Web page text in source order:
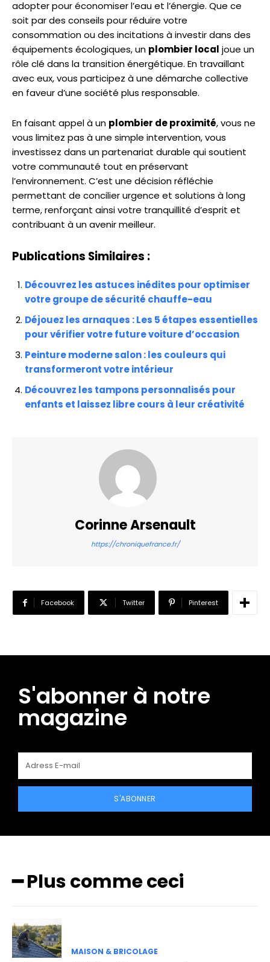
adopter pour économiser l’eau et l’énergie. Que ce
soit par des conseils pour réduire votre
consommation ou des incitations à investir dans des
équipements écologiques, un plombier local joue un
rôle clé dans la transition énergétique. En travaillant
avec eux, vous participez à une démarche collective
en faveur d’une société plus responsable.
En faisant appel à un plombier de proximité, vous ne
vous limitez pas à une simple intervention, vous
investissez dans un partenariat durable qui soutient
votre communauté tout en préservant
l’environnement. C’est une décision réfléchie
permettant de concilier urgence et solutions à long
terme, renforçant ainsi votre tranquillité d’esprit et
contribuant à un avenir meilleur.
Publications Similaires :
Découvrez les astuces inédites pour optimiser
votre groupe de sécurité chauffe-eau
Déjouez les arnaques : Les 5 étapes essentielles
pour vérifier votre future voiture d’occasion
Peinture moderne salon : les couleurs qui
transformeront votre intérieur
Découvrez les tampons personnalisés pour
enfants et laissez libre cours à leur créativité
Corinne Arsenault
https://chroniquefrance.fr/
Facebook Twitter Pinterest
S'abonner à notre
magazine
S'ABONNER
━ Plus comme ceci
MAISON & BRICOLAGE